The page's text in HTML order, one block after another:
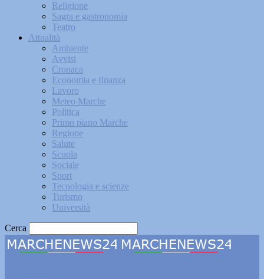
Religione
Sagra e gastronomia
Teatro
Attualità
Ambiente
Avvisi
Cronaca
Economia e finanza
Lavoro
Meteo Marche
Politica
Primo piano Marche
Regione
Salute
Scuola
Sociale
Sport
Tecnologia e scienze
Turismo
Università
Cerca